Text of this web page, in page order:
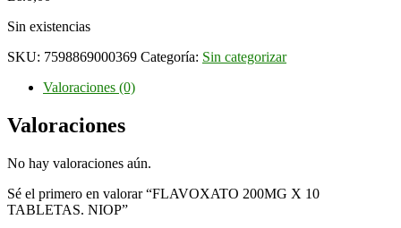
Sin existencias
SKU: 7598869000369 Categoría: Sin categorizar
Valoraciones (0)
Valoraciones
No hay valoraciones aún.
Sé el primero en valorar “FLAVOXATO 200MG X 10
TABLETAS. NIOP”